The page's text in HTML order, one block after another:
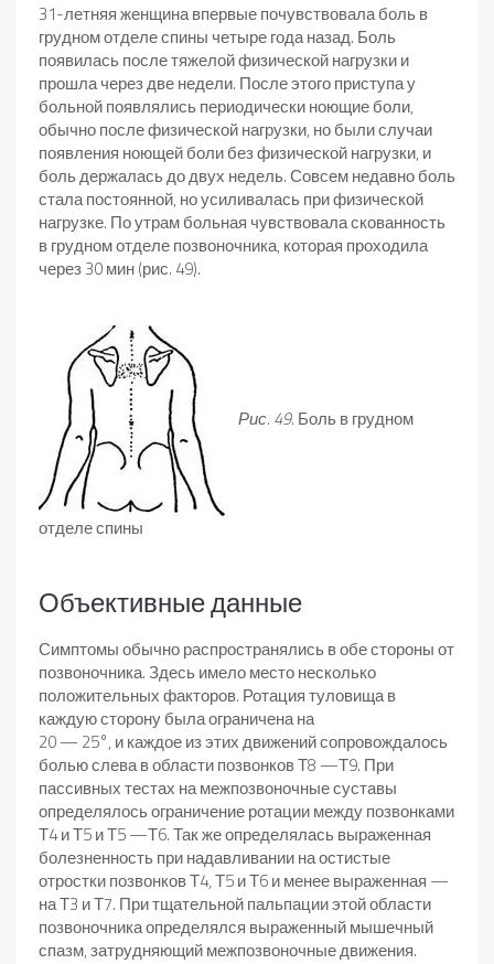
31-летняя женщина впервые почувствовала боль в
грудном отделе спины четыре года назад. Боль
появилась после тяжелой физической нагрузки и
прошла через две недели. После этого приступа у
больной появлялись периодически ноющие боли,
обычно после физической нагрузки, но были случаи
появления ноющей боли без физической нагрузки, и
боль держалась до двух недель. Совсем недавно боль
стала постоянной, но усиливалась при физической
нагрузке. По утрам больная чувствовала скованность
в грудном отделе позвоночника, которая проходила
через 30 мин (рис. 49).
Рис. 49. Боль в грудном
отделе спины
Объективные данные
Симптомы обычно распространялись в обе стороны от
позвоночника. Здесь имело место несколько
положительных факторов. Ротация туловища в
каждую сторону была ограничена на
20 — 25°, и каждое из этих движений сопровождалось
болью слева в области позвонков Т8 —Т9. При
пассивных тестах на межпозвоночные суставы
определялось ограничение ротации между позвонками
Т4 и Т5 и Т5 —Т6. Так же определялась выраженная
болезненность при надавливании на остистые
отростки позвонков Т4, Т5 и Т6 и менее выраженная —
на Т3 и Т7. При тщательной пальпации этой области
позвоночника определялся выраженный мышечный
спазм, затрудняющий межпозвоночные движения.